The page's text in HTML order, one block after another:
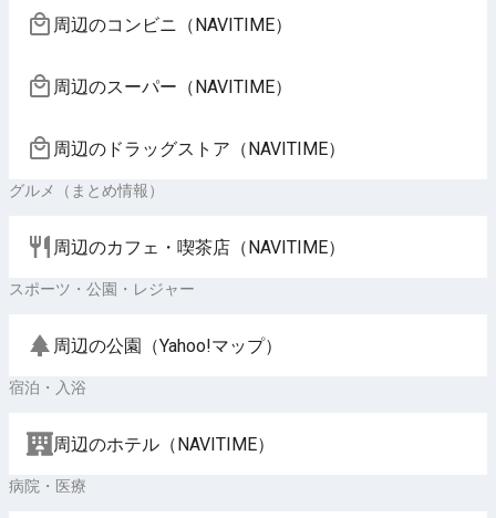
周辺のコンビニ（NAVITIME）
周辺のスーパー（NAVITIME）
周辺のドラッグストア（NAVITIME）
グルメ（まとめ情報）
周辺のカフェ・喫茶店（NAVITIME）
スポーツ・公園・レジャー
周辺の公園（Yahoo!マップ）
宿泊・入浴
周辺のホテル（NAVITIME）
病院・医療